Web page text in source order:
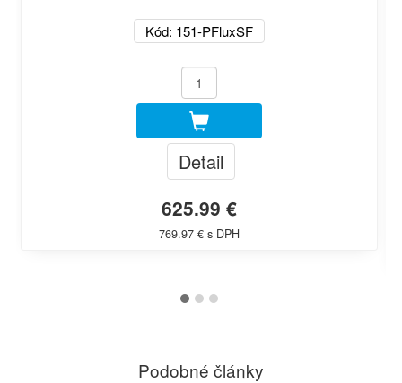
Kód: 151-PFluxSF
Detail
625.99 €
769.97 € s DPH
Podobné články